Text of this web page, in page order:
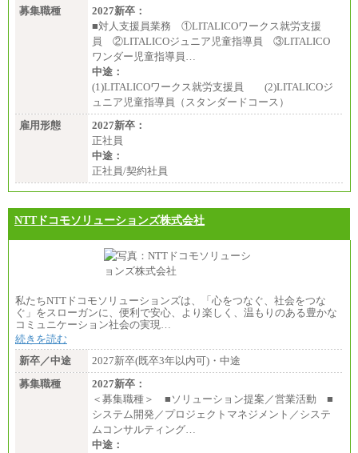
募集職種
2027新卒：
■対人支援員業務 ①LITALICOワークス就労支援
員 ②LITALICOジュニア児童指導員 ③LITALICO
ワンダー児童指導員…
中途：
(1)LITALICOワークス就労支援員 (2)LITALICOジ
ュニア児童指導員（スタンダードコース）
雇用形態
2027新卒：
正社員
中途：
正社員/契約社員
NTTドコモソリューションズ株式会社
私たちNTTドコモソリューションズは、「心をつなぐ、社会をつな
ぐ」をスローガンに、便利で安心、より楽しく、温もりのある豊かな
コミュニケーション社会の実現…
続きを読む
新卒／中途
2027新卒(既卒3年以内可)・中途
募集職種
2027新卒：
＜募集職種＞ ■ソリューション提案／営業活動 ■
システム開発／プロジェクトマネジメント／システ
ムコンサルティング…
中途：